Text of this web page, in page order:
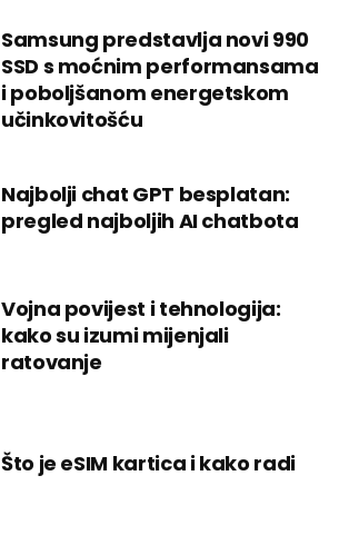
Samsung predstavlja novi 990
SSD s moćnim performansama
i poboljšanom energetskom
učinkovitošću
Najbolji chat GPT besplatan:
pregled najboljih AI chatbota
Vojna povijest i tehnologija:
kako su izumi mijenjali
ratovanje
Što je eSIM kartica i kako radi